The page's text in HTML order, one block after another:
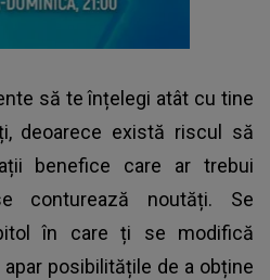
să te înțelegi atât cu tine
deoarece există riscul să
benefice care ar trebui
conturează noutăți. Se
în care ți se modifică
posibilitățile de a obține